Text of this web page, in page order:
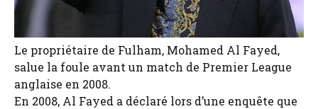
Le propriétaire de Fulham, Mohamed Al Fayed,
salue la foule avant un match de Premier League
anglaise en 2008.
En 2008, Al Fayed a déclaré lors d’une enquête que